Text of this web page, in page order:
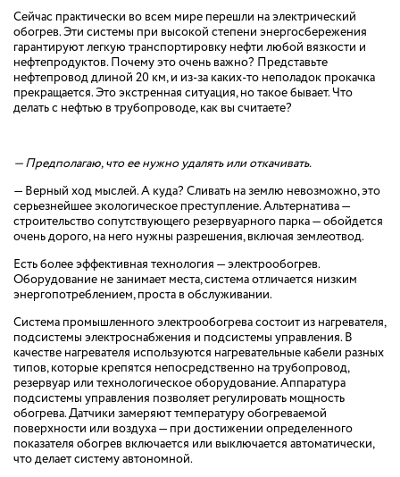
Сейчас практически во всем мире перешли на электрический
обогрев. Эти системы при высокой степени энергосбережения
гарантируют легкую транспортировку нефти любой вязкости и
нефтепродуктов. Почему это очень важно? Представьте
нефтепровод длиной 20 км, и из-за каких-то неполадок прокачка
прекращается. Это экстренная ситуация, но такое бывает. Что
делать с нефтью в трубопроводе, как вы считаете?
— Предполагаю, что ее нужно удалять или откачивать.
— Верный ход мыслей. А куда? Сливать на землю невозможно, это
серьезнейшее экологическое преступление. Альтернатива —
строительство сопутствующего резервуарного парка — обойдется
очень дорого, на него нужны разрешения, включая землеотвод.
Есть более эффективная технология — электрообогрев.
Оборудование не занимает места, система отличается низким
энергопотреблением, проста в обслуживании.
Система промышленного электрообогрева состоит из нагревателя,
подсистемы электроснабжения и подсистемы управления. В
качестве нагревателя используются нагревательные кабели разных
типов, которые крепятся непосредственно на трубопровод,
резервуар или технологическое оборудование. Аппаратура
подсистемы управления позволяет регулировать мощность
обогрева. Датчики замеряют температуру обогреваемой
поверхности или воздуха — при достижении определенного
показателя обогрев включается или выключается автоматически,
что делает систему автономной.